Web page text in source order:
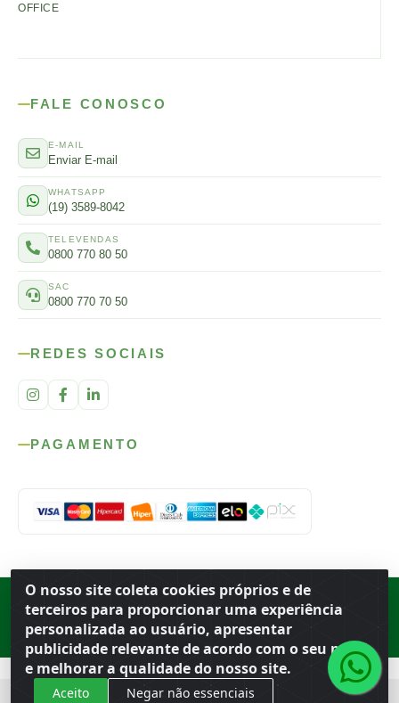
O nosso site coleta cookies próprios e de
terceiros para proporcionar uma experiência
personalizada ao usuário, apresentar
publicidade relevante de acordo com o seu perfil
e melhorar a qualidade do nosso site.
Aceito Negar não essenciais
OFFICE
FALE CONOSCO
E-MAIL
Enviar E-mail
WHATSAPP
(19) 3589-8042
TELEVENDAS
0800 770 80 50
SAC
0800 770 70 50
REDES SOCIAIS
PAGAMENTO
Porto Ferreira ·BR
13.669-899· CNPJ 56.679.863/0001-91
© 2026 Atacado Ideal